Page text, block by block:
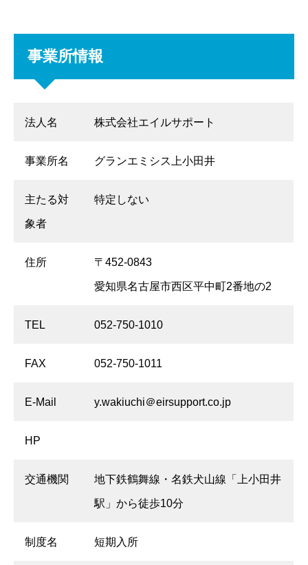
事業所情報
法人名 株式会社エイルサポート
事業所名 グランエミシス上小田井
主たる対
象者
特定しない
住所 〒452-0843
愛知県名古屋市西区平中町2番地の2
TEL 052-750-1010
FAX 052-750-1011
E-Mail y.wakiuchi＠eirsupport.co.jp
HP
交通機関 地下鉄鶴舞線・名鉄犬山線「上小田井
駅」から徒歩10分
制度名 短期入所